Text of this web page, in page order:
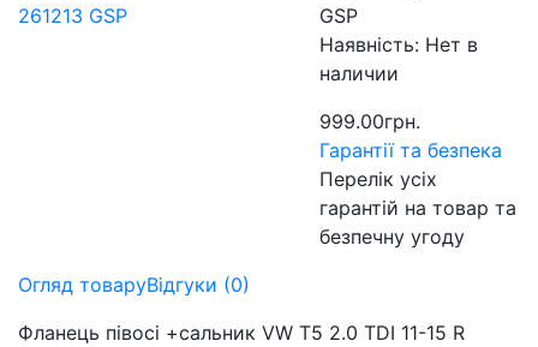
GSP
Наявність: Нет в
наличии
999.00грн.
Гарантії та безпека
Перелік усіх
гарантій на товар та
безпечну угоду
Огляд товаруВідгуки (0)
Фланець півосі +сальник VW T5 2.0 TDI 11-15 R